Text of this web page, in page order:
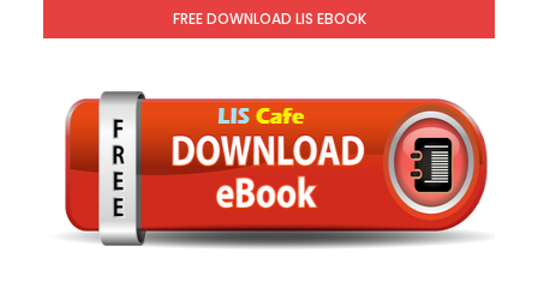
FREE DOWNLOAD LIS EBOOK